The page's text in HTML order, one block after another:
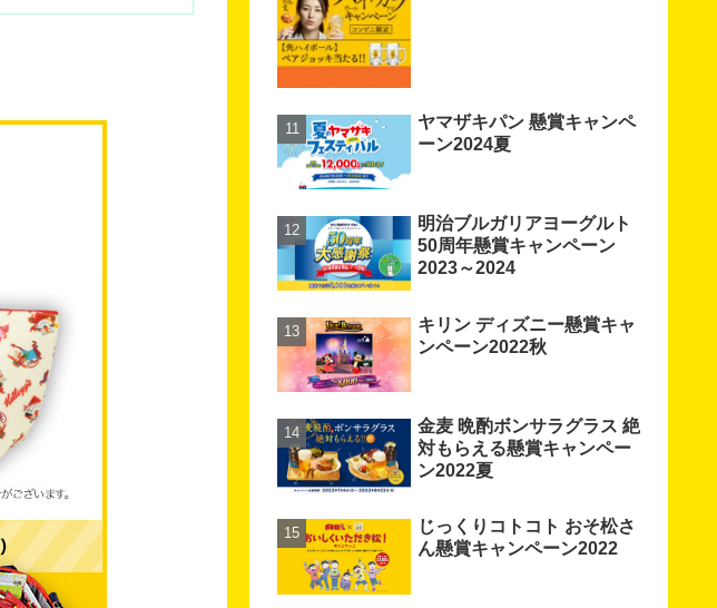
ヤマザキパン 懸賞キャンペ
ーン2024夏
明治ブルガリアヨーグルト
50周年懸賞キャンペーン
2023～2024
キリン ディズニー懸賞キャ
ンペーン2022秋
金麦 晩酌ボンサラグラス 絶
対もらえる懸賞キャンペー
ン2022夏
じっくりコトコト おそ松さ
ん懸賞キャンペーン2022